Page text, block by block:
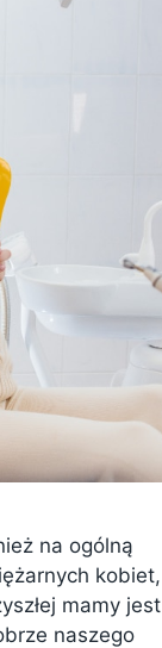
na ogólną
kobiet,
mamy jest
naszego